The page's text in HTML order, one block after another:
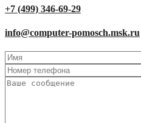
+7 (499) 346-69-29
info@computer-pomosch.msk.ru